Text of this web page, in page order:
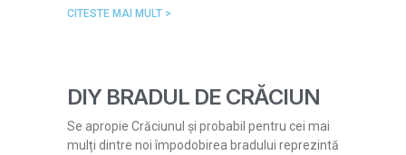
CITESTE MAI MULT >
DIY BRADUL DE CRĂCIUN
Se apropie Crăciunul și probabil pentru cei mai
mulți dintre noi împodobirea bradului reprezintă